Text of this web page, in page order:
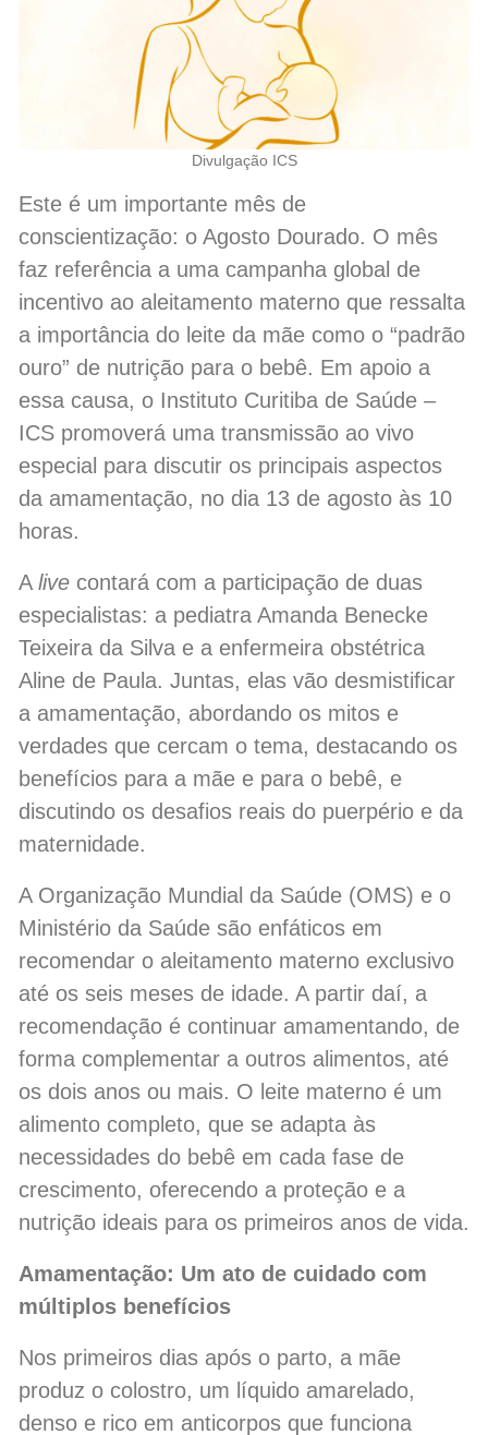
Divulgação ICS
Este é um importante mês de
conscientização: o Agosto Dourado. O mês
faz referência a uma campanha global de
incentivo ao aleitamento materno que ressalta
a importância do leite da mãe como o “padrão
ouro” de nutrição para o bebê. Em apoio a
essa causa, o Instituto Curitiba de Saúde –
ICS promoverá uma transmissão ao vivo
especial para discutir os principais aspectos
da amamentação, no dia 13 de agosto às 10
horas.
A live contará com a participação de duas
especialistas: a pediatra Amanda Benecke
Teixeira da Silva e a enfermeira obstétrica
Aline de Paula. Juntas, elas vão desmistificar
a amamentação, abordando os mitos e
verdades que cercam o tema, destacando os
benefícios para a mãe e para o bebê, e
discutindo os desafios reais do puerpério e da
maternidade.
A Organização Mundial da Saúde (OMS) e o
Ministério da Saúde são enfáticos em
recomendar o aleitamento materno exclusivo
até os seis meses de idade. A partir daí, a
recomendação é continuar amamentando, de
forma complementar a outros alimentos, até
os dois anos ou mais. O leite materno é um
alimento completo, que se adapta às
necessidades do bebê em cada fase de
crescimento, oferecendo a proteção e a
nutrição ideais para os primeiros anos de vida.
Amamentação: Um ato de cuidado com
múltiplos benefícios
Nos primeiros dias após o parto, a mãe
produz o colostro, um líquido amarelado,
denso e rico em anticorpos que funciona